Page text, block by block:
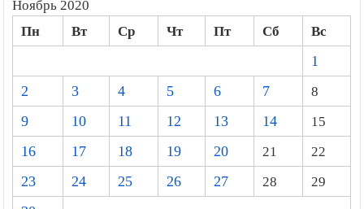
Ноябрь 2020
Пн Вт Ср Чт Пт Сб
Вс
1
2
3 4 5 6 7
8
9
10 11 12 13 14
15
16
17 18 19 20 21
22
23
24 25 26 27 28
29